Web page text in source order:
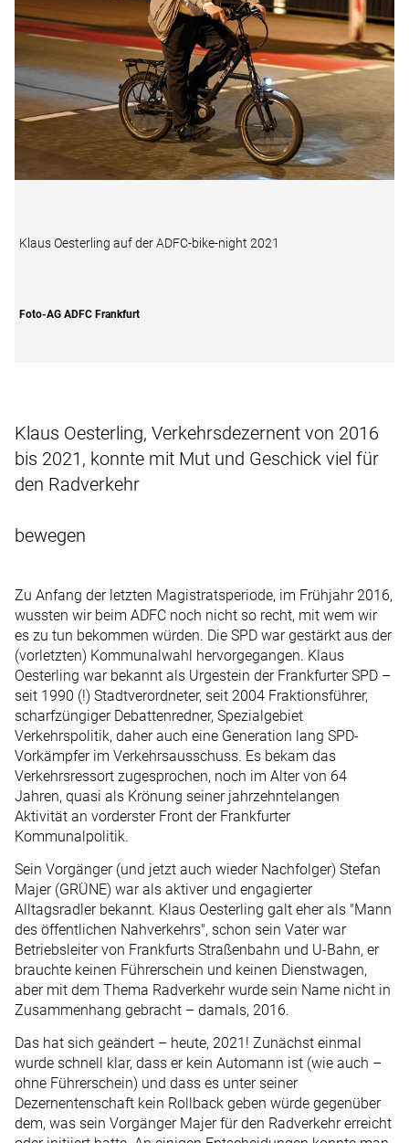
Klaus Oesterling auf der ADFC-bike-night 2021
Foto-AG ADFC Frankfurt
Klaus Oesterling, Verkehrsdezernent von 2016
bis 2021, konnte mit Mut und Geschick viel für
den Radverkehr
bewegen
Zu Anfang der letzten Magistratsperiode, im Frühjahr 2016,
wussten wir beim ADFC noch nicht so recht, mit wem wir
es zu tun bekommen würden. Die SPD war gestärkt aus der
(vorletzten) Kommunalwahl hervorgegangen. Klaus
Oesterling war bekannt als Urgestein der Frankfurter SPD –
seit 1990 (!) Stadtverordneter, seit 2004 Fraktionsführer,
scharfzüngiger Debattenredner, Spezialgebiet
Verkehrspolitik, daher auch eine Generation lang SPD-
Vorkämpfer im Verkehrsausschuss. Es bekam das
Verkehrsressort zugesprochen, noch im Alter von 64
Jahren, quasi als Krönung seiner jahrzehntelangen
Aktivität an vorderster Front der Frankfurter
Kommunalpolitik.
Sein Vorgänger (und jetzt auch wieder Nachfolger) Stefan
Majer (GRÜNE) war als aktiver und engagierter
Alltagsradler bekannt. Klaus Oesterling galt eher als "Mann
des öffentlichen Nahverkehrs", schon sein Vater war
Betriebsleiter von Frankfurts Straßenbahn und U-Bahn, er
brauchte keinen Führerschein und keinen Dienstwagen,
aber mit dem Thema Radverkehr wurde sein Name nicht in
Zusammenhang gebracht – damals, 2016.
Das hat sich geändert – heute, 2021! Zunächst einmal
wurde schnell klar, dass er kein Automann ist (wie auch –
ohne Führerschein) und dass es unter seiner
Dezernentenschaft kein Rollback geben würde gegenüber
dem, was sein Vorgänger Majer für den Radverkehr erreicht